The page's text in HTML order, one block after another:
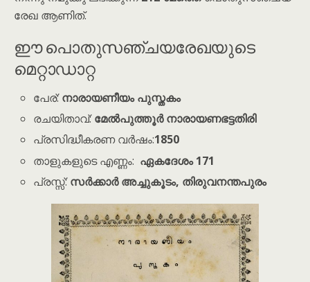
രേഖ ആണിത്.
ഈ പൊതുസഞ്ചയരേഖയുടെ
മെറ്റാഡാറ്റ
പേര്:നാരായണീയം പുസ്തകം
രചയിതാവ്:മേൽപുത്തൂർ നാരായണഭട്ടതിരി
പ്രസിദ്ധീകരണ വർഷം:1850
താളുകളുടെ എണ്ണം: ഏകദേശം 171
പ്രസ്സ്:സർക്കാർ അച്ചുകൂടം, തിരുവനന്തപുരം